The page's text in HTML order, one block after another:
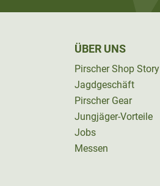
ÜBER UNS
Pirscher Shop Story
Jagdgeschäft
Pirscher Gear
Jungjäger-Vorteile
Jobs
Messen